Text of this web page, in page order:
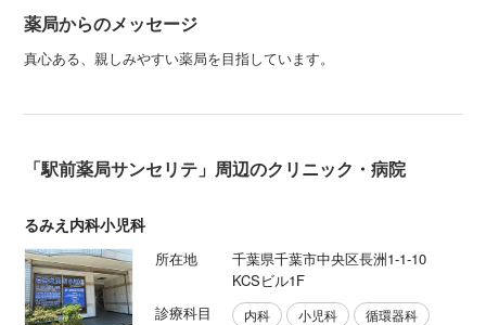
薬局からのメッセージ
真心ある、親しみやすい薬局を目指しています。
「駅前薬局サンセリテ」周辺のクリニック・病院
るみえ内科小児科
所在地
千葉県千葉市中央区長洲1-1-10
KCSビル1F
診療科目
内科 小児科
循環器科